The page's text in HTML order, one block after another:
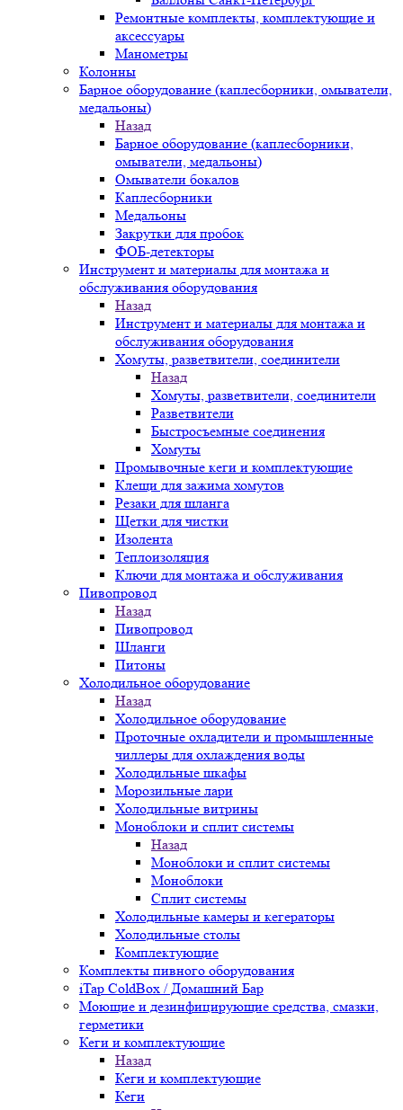
Ремонтные комплекты, комплектующие и
аксессуары
Манометры
Колонны
Барное оборудование (каплесборники, омыватели,
медальоны)
Назад
Барное оборудование (каплесборники,
омыватели, медальоны)
Омыватели бокалов
Каплесборники
Медальоны
Закрутки для пробок
ФОБ-детекторы
Инструмент и материалы для монтажа и
обслуживания оборудования
Назад
Инструмент и материалы для монтажа и
обслуживания оборудования
Хомуты, разветвители, соединители
Назад
Хомуты, разветвители, соединители
Разветвители
Быстросъемные соединения
Хомуты
Промывочные кеги и комплектующие
Клещи для зажима хомутов
Резаки для шланга
Щетки для чистки
Изолента
Теплоизоляция
Ключи для монтажа и обслуживания
Пивопровод
Назад
Пивопровод
Шланги
Питоны
Холодильное оборудование
Назад
Холодильное оборудование
Проточные охладители и промышленные
чиллеры для охлаждения воды
Холодильные шкафы
Морозильные лари
Холодильные витрины
Моноблоки и сплит системы
Назад
Моноблоки и сплит системы
Моноблоки
Сплит системы
Холодильные камеры и кегераторы
Холодильные столы
Комплектующие
Комплекты пивного оборудования
iTap ColdBox / Домашний Бар
Моющие и дезинфицирующие средства, смазки,
герметики
Кеги и комплектующие
Назад
Кеги и комплектующие
Кеги